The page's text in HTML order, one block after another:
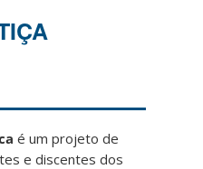
é um projeto de
e discentes dos